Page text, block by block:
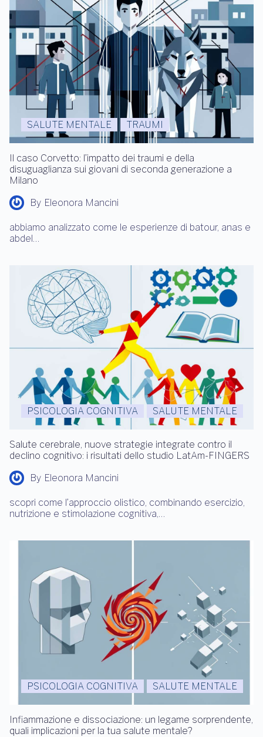
SALUTE MENTALE TRAUMI
Il caso Corvetto: l’impatto dei traumi e della
disuguaglianza sui giovani di seconda generazione a
Milano
By Eleonora Mancini
abbiamo analizzato come le esperienze di batour, anas e
abdel…
PSICOLOGIA COGNITIVA SALUTE MENTALE
Salute cerebrale, nuove strategie integrate contro il
declino cognitivo: i risultati dello studio LatAm-FINGERS
By Eleonora Mancini
scopri come l’approccio olistico, combinando esercizio,
nutrizione e stimolazione cognitiva,…
PSICOLOGIA COGNITIVA SALUTE MENTALE
Infiammazione e dissociazione: un legame sorprendente,
quali implicazioni per la tua salute mentale?